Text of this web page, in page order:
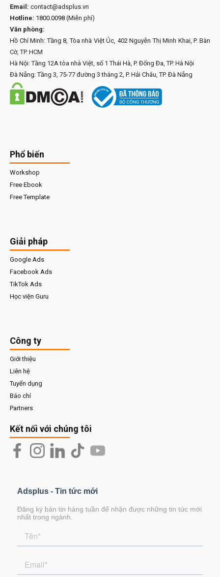
Email: contact@adsplus.vn
Hotline: 1800.0098 (Miễn phí)
Văn phòng:
Hồ Chí Minh: Tầng 8, Tòa nhà Việt Úc, 402 Nguyễn Thị Minh Khai, P. Bàn
Cờ, TP. HCM
Hà Nội: Tầng 12A tòa nhà Việt, số 1 Thái Hà, P. Đống Đa, TP. Hà Nội
Đà Nẵng: Tầng 3, 75-77 đường 3 tháng 2, P. Hải Châu, TP. Đà Nẵng
Phổ biến
Workshop
Free Ebook
Free Template
Giải pháp
Google Ads
Facebook Ads
TikTok Ads
Học viện Guru
Công ty
Giới thiệu
Liên hệ
Tuyển dụng
Báo chí
Partners
Kết nối với chúng tôi